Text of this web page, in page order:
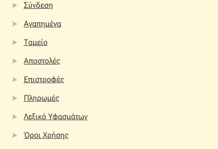
Σύνδεση
Αγαπημένα
Ταμείο
Αποστολές
Επιστροφές
Πληρωμές
Λεξικό Υφασμάτων
Όροι Χρήσης